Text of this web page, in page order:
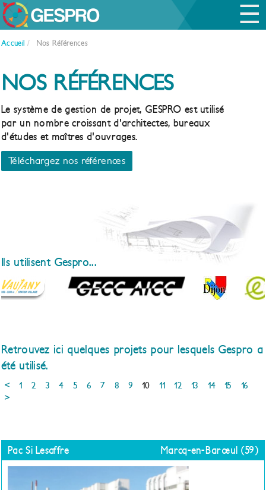
☰
Accueil / Nos Références
NOS RÉFÉRENCES
Le système de gestion de projet, GESPRO est utilisé
par un nombre croissant d'architectes, bureaux
d'études et maîtres d'ouvrages.
Téléchargez nos références
Ils utilisent Gespro...
Retrouvez ici quelques projets pour lesquels Gespro a
été utilisé.
< 1 2 3 4 5 6 7 8 9 10 11 12 13 14 15
16
>
Pac Si Lesaffre Marcq-en-Barœul (59)